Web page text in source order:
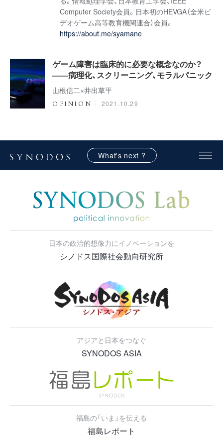
Computer Society会員。日本初のHEVGA（全米ビ
デオゲーム高等教育機関連合）会員。
https://about.me/syamane
ゲーム障害は臨床的に必要な概念なのか？
――病理化、スクリーニング、モラルパニック
山根信二×井出草平
OPINION 2021.10.29
What's next ?
日本の政治的想像力にイノベーションを
シノドス国際社会動向研究所
アジアと日本をつなぐ
SYNODOS ASIA
福島の「いま」を伝える
福島レポート